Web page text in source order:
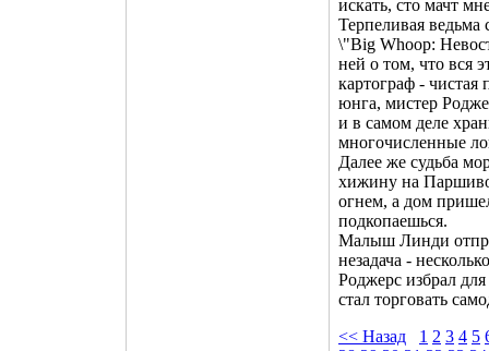
искать, сто мачт
Терпеливая ведьма
\"Big Whoop:
ней о том, что вся
картограф -
юнга, мистер
и в самом деле
многочисленные
Далее же судьба
хижину на
огнем, а дом
подкопаешься.
Малыш Линди
незадача -
Роджерс избрал
стал торговать
<< Назад
1 2 3 4 5